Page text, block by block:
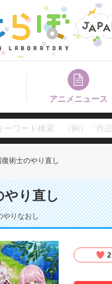
アニメニュース
復術士のやり直し
やり直し
やりなおし
2